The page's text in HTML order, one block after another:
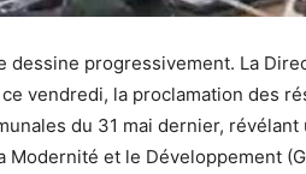
dessine progressivement. La
vendredi, la proclamation des
du 31 mai dernier, révélant
et le Développement